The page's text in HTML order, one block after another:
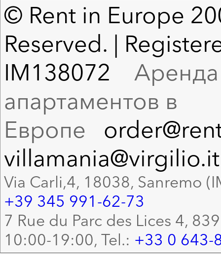
© Rent in Europe
Reserved. |
IM138072 Аренда
апартаментов в
Европе
villamania@virgilio.it
Via Carli,4, 18038, Sanremo
+39 345 991-62-73
7 Rue du Parc des Lices 4,
10:00-19:00, Tel.: +33 0 643-